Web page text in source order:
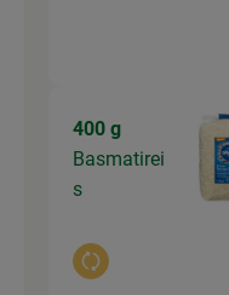
400 g
Basmatirei
s
Auswahl ändern